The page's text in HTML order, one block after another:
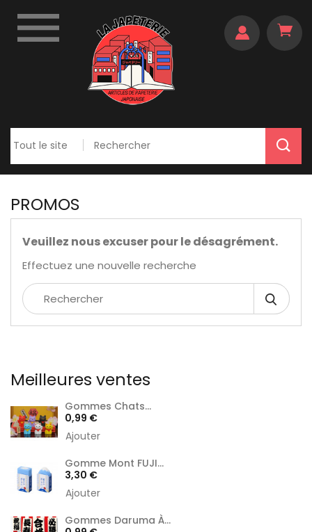

PROMOS
Veuillez nous excuser pour le désagrément.
Effectuez une nouvelle recherche
Meilleures ventes
Gommes Chats...
Prix
0,99 €
Ajouter
Gomme Mont FUJI...
Prix
3,30 €
Ajouter
Gommes Daruma À...